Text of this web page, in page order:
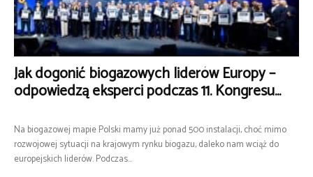
Jak dogonić biogazowych liderów Europy –
odpowiedzą eksperci podczas 11. Kongresu...
Na biogazowej mapie Polski mamy już ponad 500 instalacji, choć mimo
rozwojowej sytuacji na krajowym rynku biogazu, daleko nam wciąż do
europejskich liderów. Podczas...